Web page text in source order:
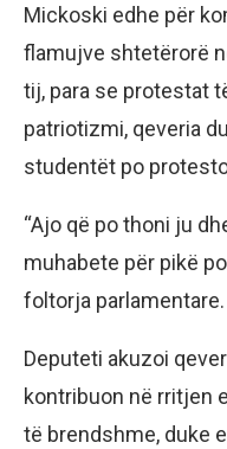
Mickoski edhe për
flamujve shtetërorë
tij, para se protestat
patriotizmi, qeveria
studentët po
“Ajo që po thoni ju
muhabete për pikë
foltorja parlamentare.
Deputeti akuzoi
kontribuon në rritjen
të brendshme, duke